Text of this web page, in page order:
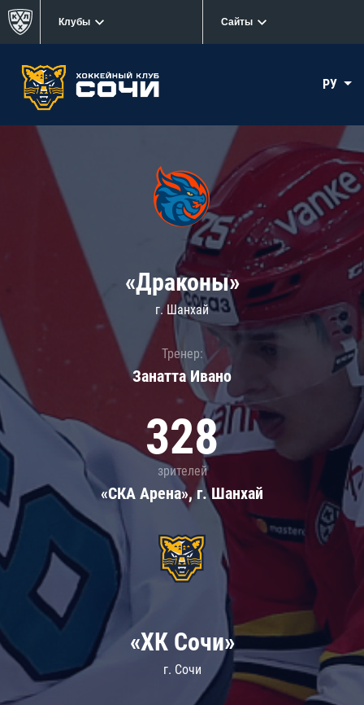
Клубы Сайты
РУ
«Драконы»
г. Шанхай
Тренер:
Занатта Иванo
328
зрителей
«СКА Арена», г. Шанхай
«ХК Сочи»
г. Сочи